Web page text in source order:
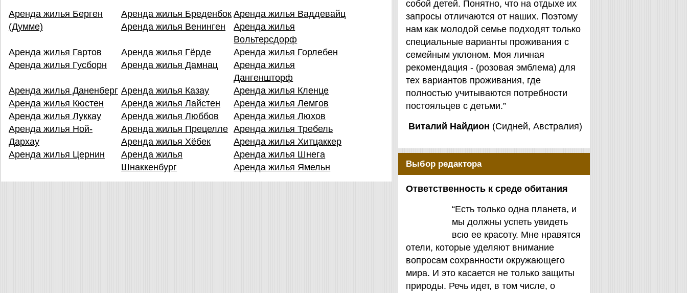
Аренда жилья Берген
(Думме)
Аренда жилья Бреденбок Аренда жилья Ваддевайц
Аренда жилья Венинген
Аренда жилья
Вольтерсдорф
Аренда жилья Гартов
Аренда жилья Гёрде
Аренда жилья Горлебен
Аренда жилья Гусборн
Аренда жилья Дамнац
Аренда жилья
Дангеншторф
Аренда жилья Даненберг Аренда жилья Казау
Аренда жилья Кленце
Аренда жилья Кюстен
Аренда жилья Лайстен
Аренда жилья Лемгов
Аренда жилья Луккау
Аренда жилья Люббов
Аренда жилья Люхов
Аренда жилья Ной-
Дархау
Аренда жилья Прецелле Аренда жилья Требель
Аренда жилья Хёбек
Аренда жилья Хитцаккер
Аренда жилья Цернин
Аренда жилья
Шнаккенбург
Аренда жилья Шнега
Аренда жилья Ямельн
собой детей. Понятно, что на отдыхе их
запросы отличаются от наших. Поэтому
нам как молодой семье подходят только
специальные варианты проживания с
семейным уклоном. Моя личная
рекомендация - (розовая эмблема) для
тех вариантов проживания, где
полностью учитываются потребности
постояльцев с детьми.”
Виталий Найдион (Сидней, Австралия)
Выбор редактора
Ответственность к среде обитания
“Есть только одна планета, и
мы должны успеть увидеть
всю ее красоту. Мне нравятся
отели, которые уделяют внимание
вопросам сохранности окружающего
мира. И это касается не только защиты
природы. Речь идет, в том числе, о